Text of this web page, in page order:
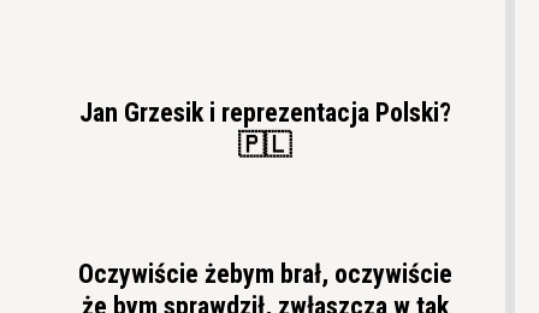
Jan Grzesik i reprezentacja Polski?
🇵🇱
Oczywiście żebym brał, oczywiście
że bym sprawdził, zwłaszcza w tak